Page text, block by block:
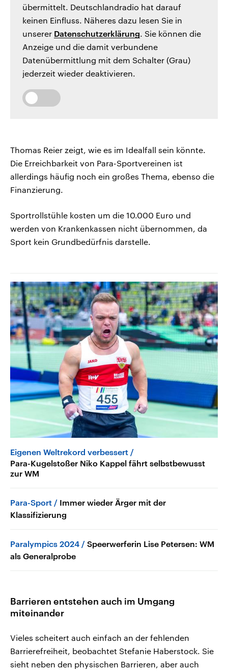
übermittelt. Deutschlandradio hat darauf
keinen Einfluss. Näheres dazu lesen Sie in
unserer Datenschutzerklärung. Sie können die
Anzeige und die damit verbundene
Datenübermittlung mit dem Schalter (Grau)
jederzeit wieder deaktivieren.
Thomas Reier zeigt, wie es im Idealfall sein könnte.
Die Erreichbarkeit von Para-Sportvereinen ist
allerdings häufig noch ein großes Thema, ebenso die
Finanzierung.
Sportrollstühle kosten um die 10.000 Euro und
werden von Krankenkassen nicht übernommen, da
Sport kein Grundbedürfnis darstelle.
Eigenen Weltrekord verbessert
Para-Kugelstoßer Niko Kappel fährt selbstbewusst
zur WM
Para-Sport
Immer wieder Ärger mit der
Klassifizierung
Paralympics 2024
Speerwerferin Lise Petersen: WM
als Generalprobe
Barrieren entstehen auch im Umgang
miteinander
Vieles scheitert auch einfach an der fehlenden
Barrierefreiheit, beobachtet Stefanie Haberstock. Sie
sieht neben den physischen Barrieren, aber auch